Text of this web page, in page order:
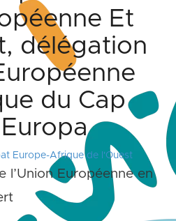
Et
délégation
du Cap
Europe-Afrique de l'Ouest
l’Union Européenne en